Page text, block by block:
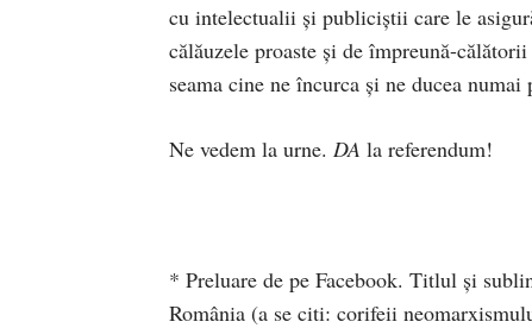
cu intelectualii și publiciștii care le
călăuzele proaste și de împreună-
seama cine ne încurca și ne ducea numai
Ne vedem la urne. DA la referendum!
* Preluare de pe Facebook. Titlul și
România (a se citi: corifeii